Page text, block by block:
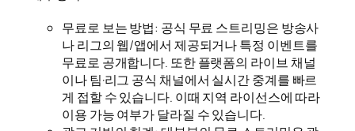
무료로 보는 방법: 공식 무료 스트리밍은 방송사
나 리그의 웹/앱에서 제공되거나 특정 이벤트를
무료로 공개합니다. 또한 플랫폼의 라이브 채널
이나 팀·리그 공식 채널에서 실시간 중계를 빠르
게 접할 수 있습니다. 이때 지역 라이선스에 따라
이용 가능 여부가 달라질 수 있습니다.